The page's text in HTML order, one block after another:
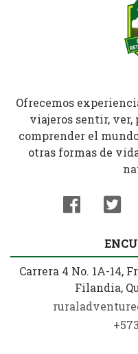
Ofrecemos
viajeros sentir, ver,
comprender el
otras formas de
Carrera 4 No. 1A-14,
Filandia,